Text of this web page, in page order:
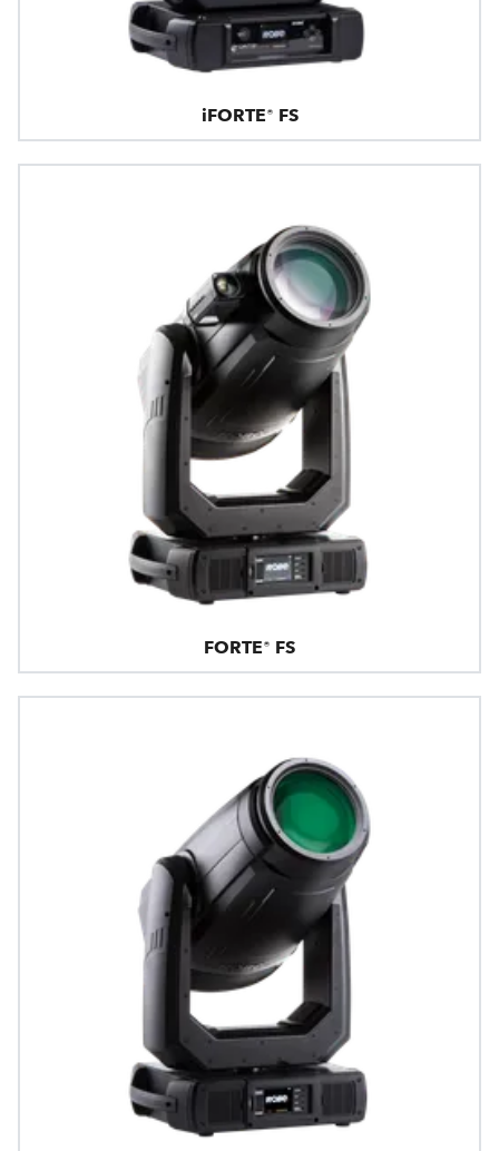
iFORTE® FS
FORTE® FS